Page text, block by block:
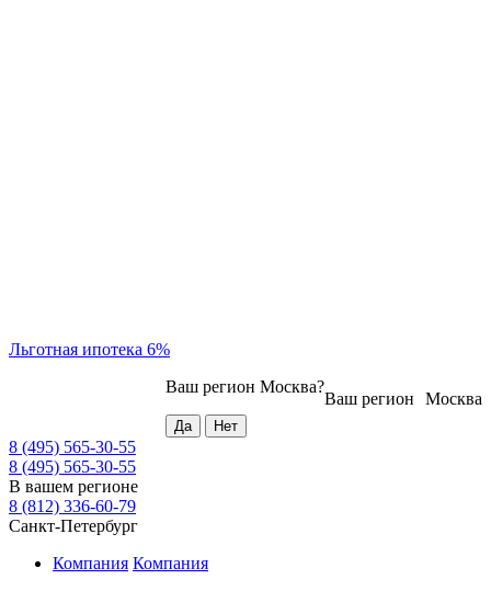
Льготная ипотека 6%
Москва
Ваш регион
Ваш регион Москва?
8 (495) 565-30-55
8 (495) 565-30-55
В вашем регионе
8 (812) 336-60-79
Санкт-Петербург
Компания Компания